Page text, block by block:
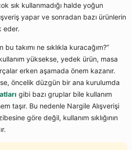
sık kullanmadığı halde yoğun
yapar ve sonradan bazı ürünlerin
eder.
takımı ne sıklıkla kuracağım?”
yüksekse, yedek ürün, masa
erken aşamada önem kazanır.
öncelik düzgün bir ana kurulumda
gibi bazı gruplar bile kullanım
taşır. Bu nedenle Nargile Alışverişi
göre değil, kullanım sıklığının